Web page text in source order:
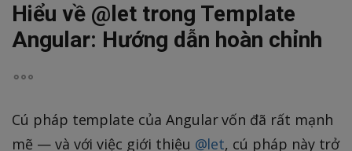
Hiểu về @let trong Template
Angular: Hướng dẫn hoàn chỉnh
Cú pháp template của Angular vốn đã rất mạnh
mẽ — và với việc giới thiệu @let, cú pháp này trở